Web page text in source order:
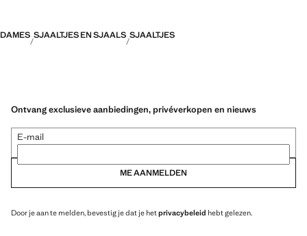
DAMES SJAALTJES EN SJAALS SJAALTJES
Ontvang exclusieve aanbiedingen, privéverkopen en nieuws
E-mail
ME AANMELDEN
Door je aan te melden, bevestig je dat je hetprivacybeleid hebt gelezen.